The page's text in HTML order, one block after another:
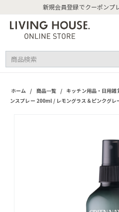
新規会員登録でクーポンプ
ホーム / 商品一覧 / キッチン用品・日用雑
ンスプレー 200ml / レモングラス＆ピンクグレ